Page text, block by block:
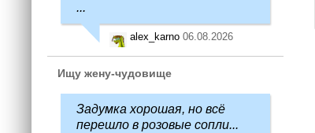
...
alex_karno 06.08.2026
Ищу жену-чудовище
Задумка хорошая, но всё
перешло в розовые сопли...